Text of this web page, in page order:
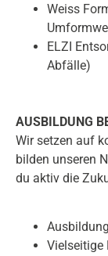
Weiss
ELZI
Abfälle)
AUSBILDUNG
Wir setzen auf
bilden unseren
du aktiv die
Vielseitige